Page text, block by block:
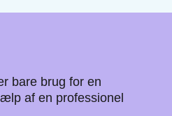
bare brug for en
af en professionel